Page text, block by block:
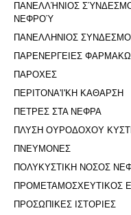
ΠΑΝΕΛΛΉΝΙΟΣ
ΝΕΦΡΟΎ
ΠΑΝΕΛΛΗΝΙΟΣ
ΠΑΡΕΝΕΡΓΕΙΕΣ
ΠΑΡΟΧΕΣ
ΠΕΡΙΤΟΝΑ'I'ΚΗ ΚΑΘΑΡΣΗ
ΠΕΤΡΕΣ ΣΤΑ ΝΕΦΡΑ
ΠΛΥΣΗ ΟΥΡΟΔΟΧΟΥ
ΠΝΕΥΜΟΝΕΣ
ΠΟΛΥΚΥΣΤΙΚΗ ΝΟΣΟΣ
ΠΡΟΜΕΤΑΜΟΣΧΕΥΤΙΚΟΣ
ΠΡΟΣΩΠΙΚΕΣ ΙΣΤΟΡΙΕΣ